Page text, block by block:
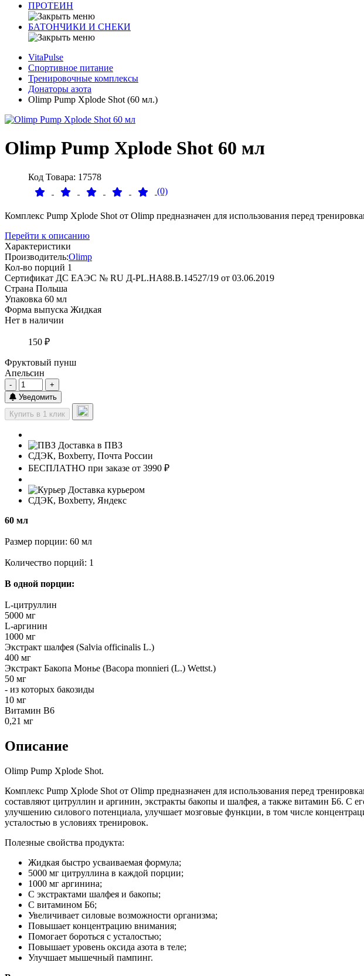
ПРОТЕИН
БАТОНЧИКИ И СНЕКИ
VitaPulse
Спортивное питание
Тренировочные комплексы
Донаторы азота
Olimp Pump Xplode Shot (60 мл.)
Olimp Pump Xplode Shot 60 мл
Код Товара: 17578
(0)
Комплекс Pump Xplode Shot от Olimp предназначен для использования перед
Перейти к описанию
Характеристики
Производитель:Olimp
Кол-во порций 1
Сертификат ДС ЕАЭС № RU Д-PL.HA88.B.14527/19 от 03.06.2019
Страна Польша
Упаковка 60 мл
Форма выпуска Жидкая
Нет в наличии
150 ₽
Фруктовый пунш
Апельсин
-
+
Уведомить
Купить в 1 клик
Доставка в ПВЗ
СДЭК, Boxberry, Почта России
БЕСПЛАТНО при заказе от 3990 ₽
Доставка курьером
СДЭК, Boxberry, Яндекс
60 мл
Размер порции: 60 мл
Количество порций: 1
В одной порции:
L-цитруллин
5000 мг
L-аргинин
1000 мг
Экстракт шалфея (Salvia officinalis L.)
400 мг
Экстракт Бакопа Монье (Bacopa monnieri (L.) Wettst.)
50 мг
- из которых бакозиды
10 мг
Витамин В6
0,21 мг
Описание
Olimp Pump Xplode Shot.
Комплекс Pump Xplode Shot от Olimp предназначен для использования перед
составляют цитруллин и аргинин, экстракты бакопы и шалфея, а также витамин Б6. С
улучшению силового потенциала, улучшает мозговые функции, в том числе
усталостью в условиях тренировок.
Полезные свойства продукта:
Жидкая быстро усваиваемая формула;
5000 мг цитруллина в каждой порции;
1000 мг аргинина;
С экстрактами шалфея и бакопы;
С витамином Б6;
Увеличивает силовые возможности организма;
Повышает концентрацию внимания;
Помогает бороться с усталостью;
Повышает уровень оксида азота в теле;
Улучшает мышечный пампинг.